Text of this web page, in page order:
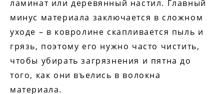
ламинат или деревянный настил. Главный
минус материала заключается в сложном
уходе – в ковролине скапливается пыль и
грязь, поэтому его нужно часто чистить,
чтобы убирать загрязнения и пятна до
того, как они въелись в волокна
материала.